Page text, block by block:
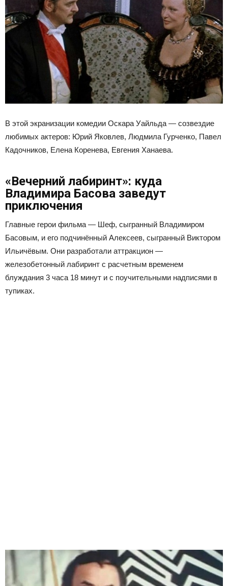
В этой экранизации комедии Оскара Уайльда — созвездие
любимых актеров: Юрий Яковлев, Людмила Гурченко, Павел
Кадочников, Елена Коренева, Евгения Ханаева.
«Вечерний лабиринт»: куда
Владимира Басова заведут
приключения
Главные герои фильма — Шеф, сыгранный Владимиром
Басовым, и его подчинённый Алексеев, сыгранный Виктором
Ильичёвым. Они разработали аттракцион —
железобетонный лабиринт с расчетным временем
блуждания 3 часа 18 минут и с поучительными надписями в
тупиках.